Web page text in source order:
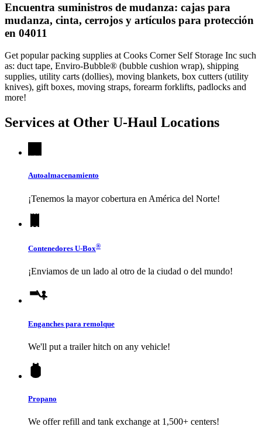
Encuentra suministros de mudanza: cajas para
mudanza, cinta, cerrojos y artículos para protección
en 04011
Get popular packing supplies at Cooks Corner Self Storage Inc such
as: duct tape, Enviro-Bubble® (bubble cushion wrap), shipping
supplies, utility carts (dollies), moving blankets, box cutters (utility
knives), gift boxes, moving straps, forearm forklifts, padlocks and
more!
Services at Other U-Haul Locations
Autoalmacenamiento
¡Tenemos la mayor cobertura en América del Norte!
Contenedores U-Box®
¡Enviamos de un lado al otro de la ciudad o del mundo!
Enganches para remolque
We'll put a trailer hitch on any vehicle!
Propano
We offer refill and tank exchange at 1,500+ centers!